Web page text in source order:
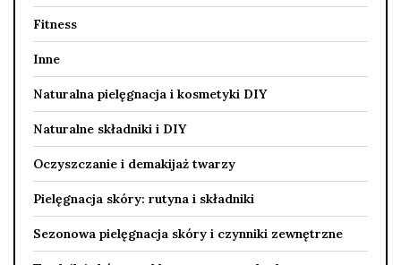
Fitness
Inne
Naturalna pielęgnacja i kosmetyki DIY
Naturalne składniki i DIY
Oczyszczanie i demakijaż twarzy
Pielęgnacja skóry: rutyna i składniki
Sezonowa pielęgnacja skóry i czynniki zewnętrzne